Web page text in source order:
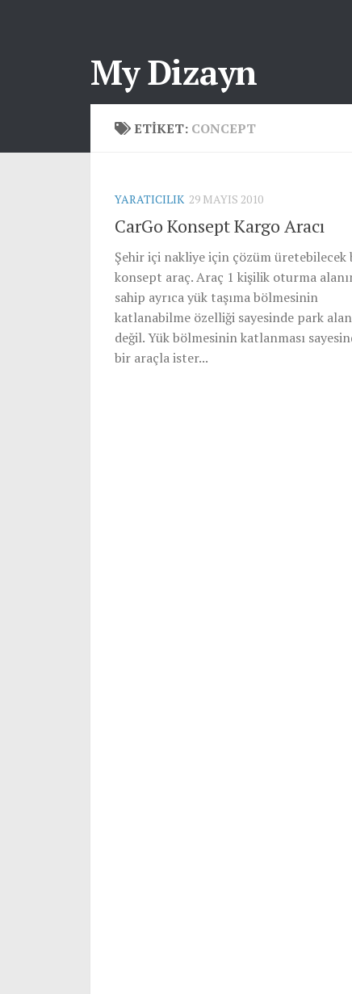
My Dizayn
ETIKET: CONCEPT
YARATICILIK 29 MAYIS 2010
CarGo Konsept Kargo Aracı
Şehir içi nakliye için çözüm üretebilecek
konsept araç. Araç 1 kişilik oturma
sahip ayrıca yük taşıma bölmesinin
katlanabilme özelliği sayesinde park
değil. Yük bölmesinin katlanması
bir araçla ister...